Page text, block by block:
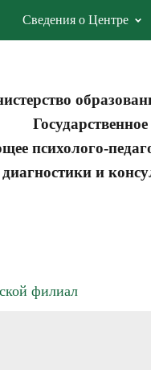
Сведения о Центре
психолого-
и
филиал